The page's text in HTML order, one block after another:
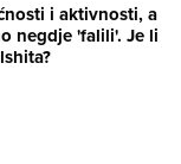
i aktivnosti, a
negdje 'falili'. Je li